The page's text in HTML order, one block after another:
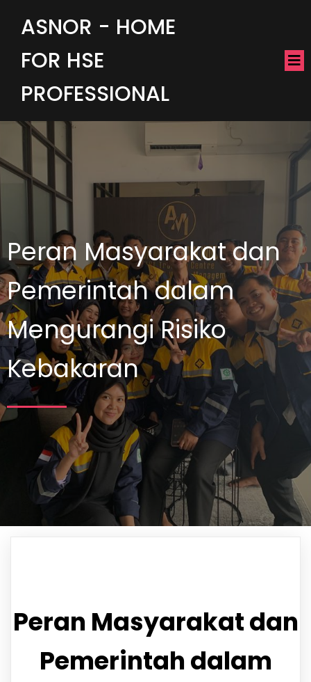
ASNOR - HOME
FOR HSE
PROFESSIONAL
Peran Masyarakat dan
Pemerintah dalam
Mengurangi Risiko
Kebakaran
Peran Masyarakat dan
Pemerintah dalam